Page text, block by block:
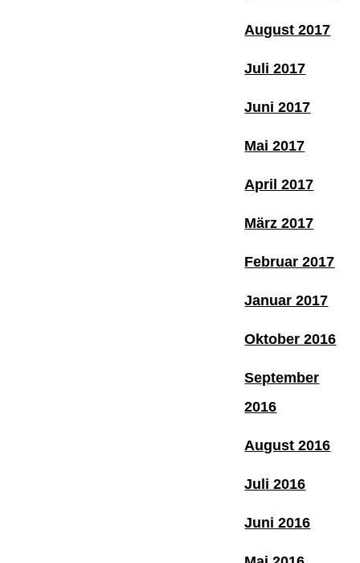
August 2017
Juli 2017
Juni 2017
Mai 2017
April 2017
März 2017
Februar 2017
Januar 2017
Oktober 2016
September
2016
August 2016
Juli 2016
Juni 2016